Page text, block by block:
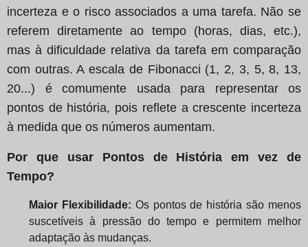
incerteza e o risco associados a uma tarefa. Não se
referem diretamente ao tempo (horas, dias, etc.),
mas à dificuldade relativa da tarefa em comparação
com outras. A escala de Fibonacci (1, 2, 3, 5, 8, 13,
20...) é comumente usada para representar os
pontos de história, pois reflete a crescente incerteza
à medida que os números aumentam.
Por que usar Pontos de História em vez de
Tempo?
Maior Flexibilidade: Os pontos de história são menos
suscetíveis à pressão do tempo e permitem melhor
adaptação às mudanças.